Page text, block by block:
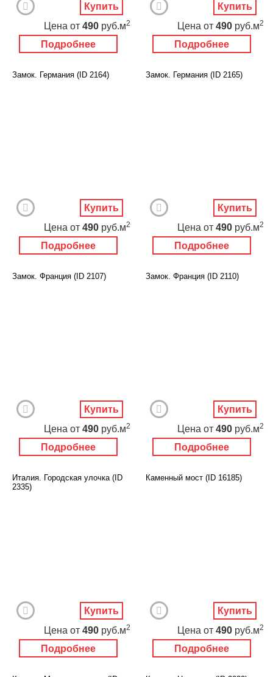
Подробнее
Цена от 490 руб.м2
Купить
Подробнее
Цена от 490 руб.м2
Купить
Замок. Германия (ID 2164)
Подробнее
Цена от 490 руб.м2
Купить
Замок. Германия (ID 2165)
Подробнее
Цена от 490 руб.м2
Купить
Замок. Франция (ID 2107)
Подробнее
Цена от 490 руб.м2
Купить
Замок. Франция (ID 2110)
Подробнее
Цена от 490 руб.м2
Купить
Италия. Городская улочка (ID
2335)
Подробнее
Цена от 490 руб.м2
Купить
Каменный мост (ID 16185)
Подробнее
Цена от 490 руб.м2
Купить